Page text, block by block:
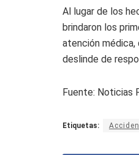
Al lugar de los
brindaron los
atención médica,
deslinde de
Fuente: Noticias
Etiquetas: